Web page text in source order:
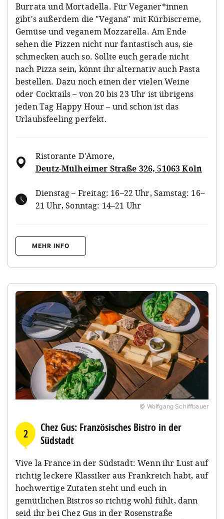
Burrata und Mortadella. Für Veganer*innen
gibt's außerdem die "Vegana" mit Kürbiscreme,
Gemüse und veganem Mozzarella. Am Ende
sehen die Pizzen nicht nur fantastisch aus, sie
schmecken auch so. Sollte euch gerade nicht
nach Pizza sein, könnt ihr alternativ auch Pasta
bestellen. Dazu noch einen der vielen Weine
oder Cocktails – von 20 bis 23 Uhr ist übrigens
jeden Tag Happy Hour – und schon ist das
Urlaubsfeeling perfekt.
Ristorante D'Amore,
Deutz-Mülheimer Straße 326, 51063 Köln
Dienstag – Freitag: 16–22 Uhr, Samstag: 16–
21 Uhr, Sonntag: 14–21 Uhr
MEHR INFO
© Wolfgang Schiffbauer
2
Chez Gus: Französisches Bistro in der
Südstadt
Vive la France in der Südstadt: Wenn ihr Lust auf
richtig leckere Klassiker aus Frankreich habt, auf
hochwertige Zutaten steht und euch in
gemütlichen Bistros so richtig wohl fühlt, dann
seid ihr bei Chez Gus in der Rosenstraße